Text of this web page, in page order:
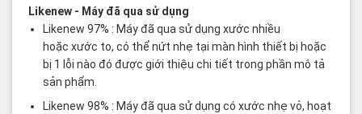
Likenew- Máy đã qua sử dụng
Likenew 97% : Máy đã qua sử dụng xước nhiều
hoặc xước to, có thể nứt nhẹ tại màn hình thiết bị hoặc
bị 1 lỗi nào đó được giới thiệu chi tiết trong phần mô tả
sản phẩm.
Likenew 98% : Máy đã qua sử dụng có xước nhẹ vỏ, hoạt